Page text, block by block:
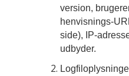
version,
henvisnings-
side), IP-
udbyder.